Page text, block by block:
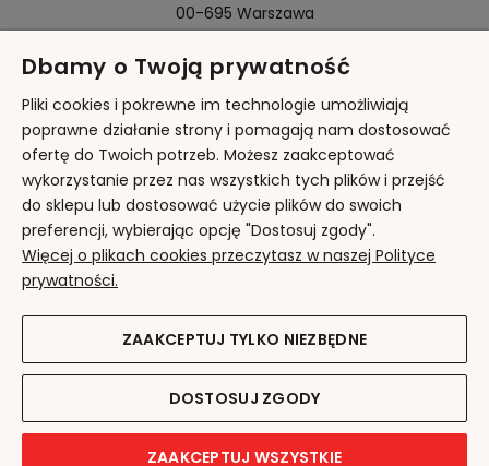
00-695 Warszawa
Pomoc
Moje konto
Płatności i dostawa
Informacje
O nas
POKAŻ PEŁNĄ WERSJĘ STRONY
Dbamy o Twoją prywatność
Pliki cookies i pokrewne im technologie umożliwiają
poprawne działanie strony i pomagają nam dostosować
ofertę do Twoich potrzeb. Możesz zaakceptować
wykorzystanie przez nas wszystkich tych plików i przejść
do sklepu lub dostosować użycie plików do swoich
preferencji, wybierając opcję "Dostosuj zgody".
Więcej o plikach cookies przeczytasz w naszej Polityce
prywatności.
ZAAKCEPTUJ TYLKO NIEZBĘDNE
DOSTOSUJ ZGODY
ZAAKCEPTUJ WSZYSTKIE